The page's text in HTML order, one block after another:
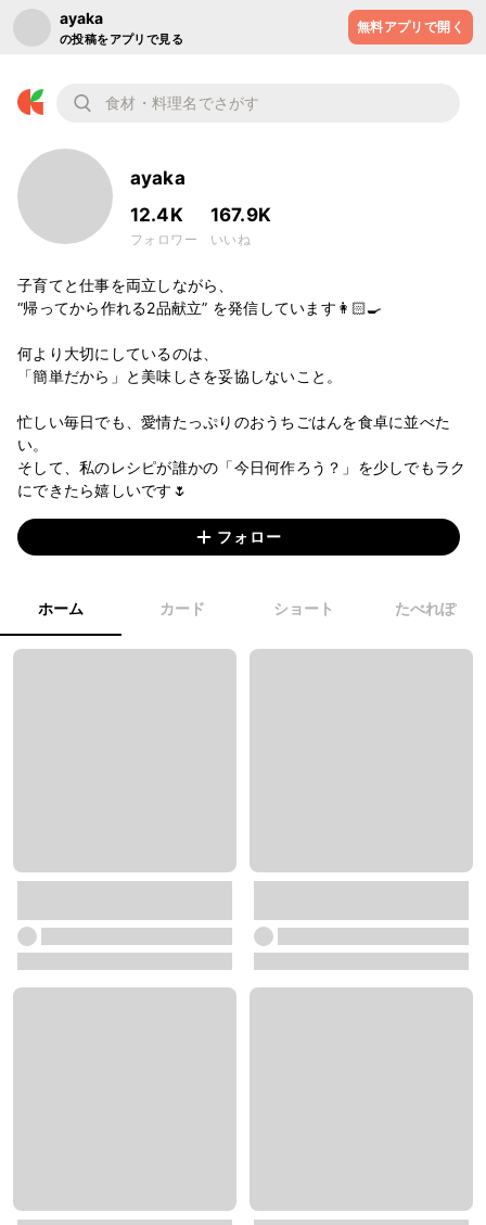
ayaka
の投稿をアプリで見る
無料アプリで開く
ayaka
12.4K
フォロワー
167.9K
いいね
子育てと仕事を両立しながら、
“帰ってから作れる2品献立” を発信しています👩🏻‍🍳
何より大切にしているのは、
「簡単だから」と美味しさを妥協しないこと。
忙しい毎日でも、愛情たっぷりのおうちごはんを食卓に並べた
い。
そして、私のレシピが誰かの「今日何作ろう？」を少しでもラク
にできたら嬉しいです🌷
フォロー
ホーム カード ショート たべれぽ